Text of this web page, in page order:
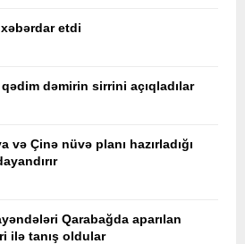
etdi
dəmirin sirrini açıqladılar
və Çinə nüvə planı hazırladığı
Qarabağda aparılan
ilə tanış oldular